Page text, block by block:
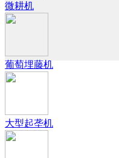
微耕机
葡萄埋藤机
大型起垄机